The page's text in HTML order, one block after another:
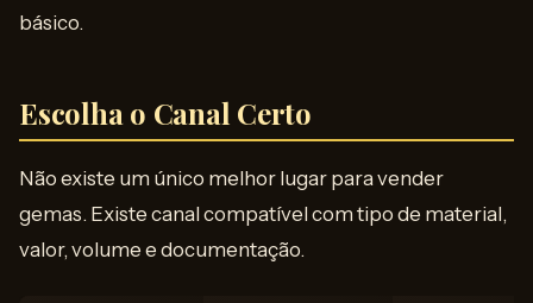
básico.
Escolha o Canal Certo
Não existe um único melhor lugar para vender
gemas. Existe canal compatível com tipo de material,
valor, volume e documentação.